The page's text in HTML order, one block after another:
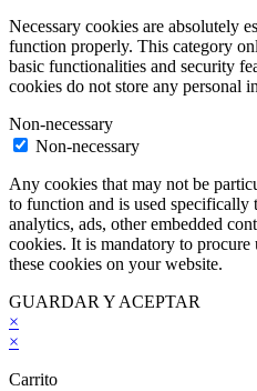
Necessary cookies are absolutely
function properly. This category
basic functionalities and security
cookies do not store any personal
Non-necessary
Non-necessary
Any cookies that may not be
to function and is used specifically
analytics, ads, other embedded
cookies. It is mandatory to
these cookies on your website.
GUARDAR Y ACEPTAR
×
×
Carrito